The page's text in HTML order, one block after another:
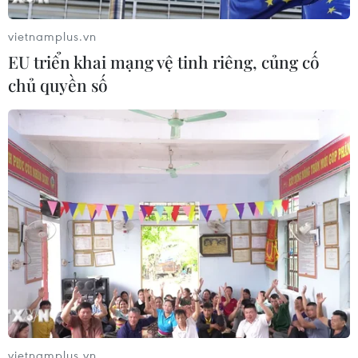
Xem thêm
CƠ QUAN CHỦ QUẢN: THÔNG TẤN XÃ VIỆT NAM
Tổng Biên tập: TRẦN TIẾN DUẨN
Phó Tổng Biên tập: NGUYỄN THỊ TÁM, KHÚC THANH
THỦY
Sở hữu trí tuệ
Quy định sử dụng
RSS
Hỗ trợ
Ngôn ngữ
TTXVN
Dịch vụ tin
Quảng cáo
vietnamplus.vn
EU triển khai mạng vệ tinh riêng, củng cố
chủ quyền số
vietnamplus.vn